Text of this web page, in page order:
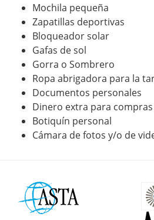
Mochila pequeña
Zapatillas deportivas
Bloqueador solar
Gafas de sol
Gorra o Sombrero
Ropa abrigadora para la
Documentos personales
Dinero extra para
Botiquín personal
Cámara de fotos y/o de